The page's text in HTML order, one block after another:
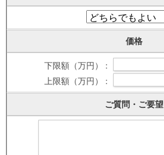
価格
下限額（万円） :
上限額（万円） :
ご質問・ご要望